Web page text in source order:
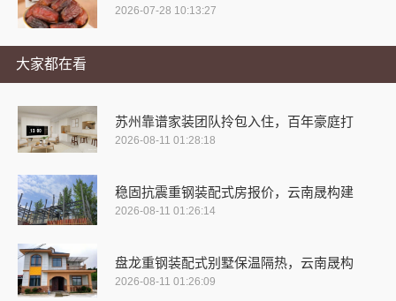
2026-07-28 10:13:27
大家都在看
苏州靠谱家装团队拎包入住，百年豪庭打
2026-08-11 01:28:18
稳固抗震重钢装配式房报价，云南晟构建
2026-08-11 01:26:14
盘龙重钢装配式别墅保温隔热，云南晟构
2026-08-11 01:26:09